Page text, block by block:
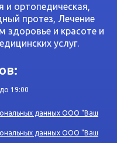
и ортопедическая,
протез, Лечение
здоровье и красоте и
услуг.
19:00
данных ООО "Ваш
данных ООО "Ваш